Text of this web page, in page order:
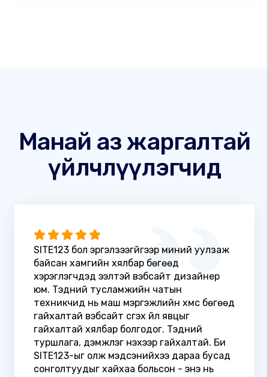
Манай аз жаргалтай
үйлчлүүлэгчид
SITE123 бол эргэлзээгүйгээр миний уулзаж
байсан хамгийн хялбар бөгөөд
хэрэглэгчдэд ээлтэй вэбсайт дизайнер
юм. Тэдний тусламжийн чатын
техникчид нь маш мэргэжлийн хүмүүс бөгөөд
гайхалтай вэбсайт үүсгэх үйл явцыг
гайхалтай хялбар болгодог. Тэдний
туршлага, дэмжлэг үнэхээр гайхалтай. Би
SITE123-ыг олж мэдсэнийхээ дараа бусад
сонголтуудыг хайхаа больсон - энэ нь